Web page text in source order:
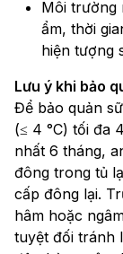
Môi trường
ẩm, thời
hiện tượng
Lưu ý khi bảo
Để bảo quản
(≤ 4 °C) tối đa
nhất 6 tháng,
đông trong tủ
cấp đông lại.
hâm hoặc
tuyệt đối tránh